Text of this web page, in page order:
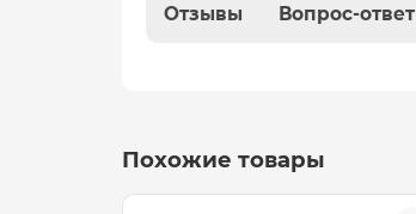
Отзывы Вопрос-ответ
Похожие товары